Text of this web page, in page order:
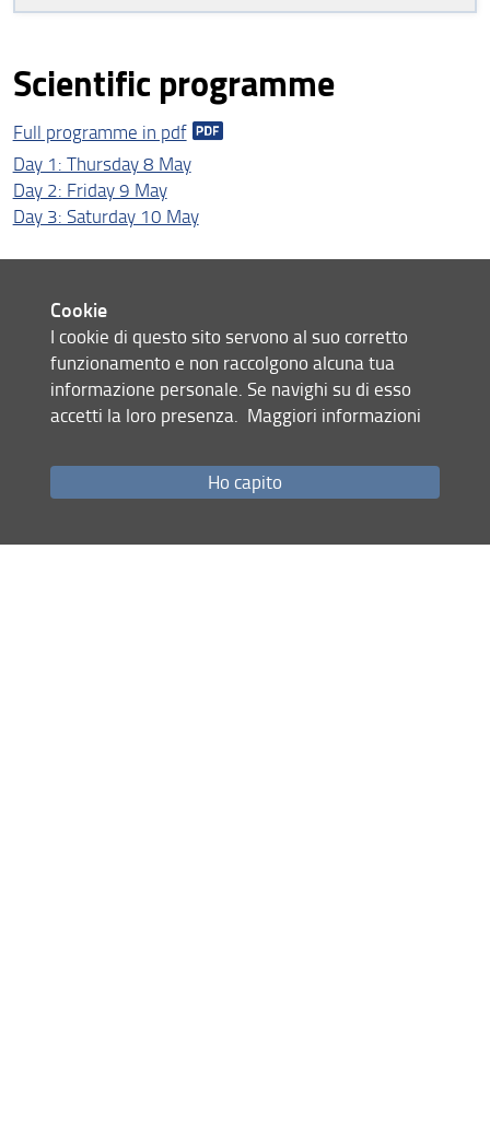
Scientific programme
Full programme in pdf
Day 1: Thursday 8 May
Day 2: Friday 9 May
Day 3: Saturday 10 May
Social events
8 May: Social event at "Serre Torrigiani Bistrot"
9 May: Conference dinner at "Giardino dei Semplici"
10 May: Social event "A walk on the hills that surround
Florence"
BEE 2025 Home
Cookie
I cookie di questo sito servono al suo corretto
funzionamento e non raccolgono alcuna tua
informazione personale. Se navighi su di esso
accetti la loro presenza. Maggiori informazioni
Ho capito